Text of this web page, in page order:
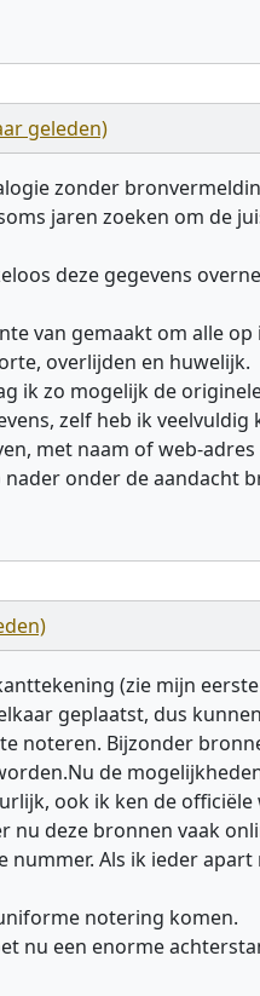
geleden)
zonder
jaren zoeken om de
deze gegevens
van gemaakt om alle
overlijden en huwelijk.
ik zo mogelijk de
zelf heb ik
met naam of web-
onder de aandacht
(zie mijn
geplaatst, dus
noteren. Bijzonder
de
ook ik ken de
nu deze bronnen vaak
nummer. Als ik ieder
notering komen.
nu een enorme